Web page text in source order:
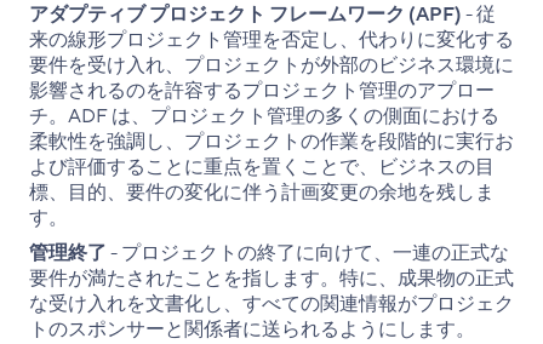
アダプティブ プロジェクト フレームワーク (APF)- 従
来の線形プロジェクト管理を否定し、代わりに変化する
要件を受け入れ、プロジェクトが外部のビジネス環境に
影響されるのを許容するプロジェクト管理のアプロー
チ。ADF は、プロジェクト管理の多くの側面における
柔軟性を強調し、プロジェクトの作業を段階的に実行お
よび評価することに重点を置くことで、ビジネスの目
標、目的、要件の変化に伴う計画変更の余地を残しま
す。
管理終了- プロジェクトの終了に向けて、一連の正式な
要件が満たされたことを指します。特に、成果物の正式
な受け入れを文書化し、すべての関連情報がプロジェク
トのスポンサーと関係者に送られるようにします。